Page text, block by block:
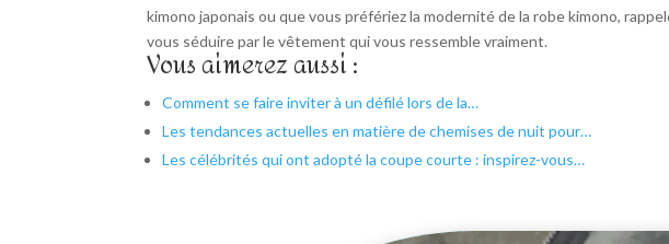
kimono japonais ou que vous préfériez la modernité de la robe kimono,
vous séduire par le vêtement qui vous ressemble vraiment.
Vous aimerez aussi :
Comment se faire inviter à un défilé lors de la…
Les tendances actuelles en matière de chemises de nuit pour…
Les célébrités qui ont adopté la coupe courte : inspirez-vous…